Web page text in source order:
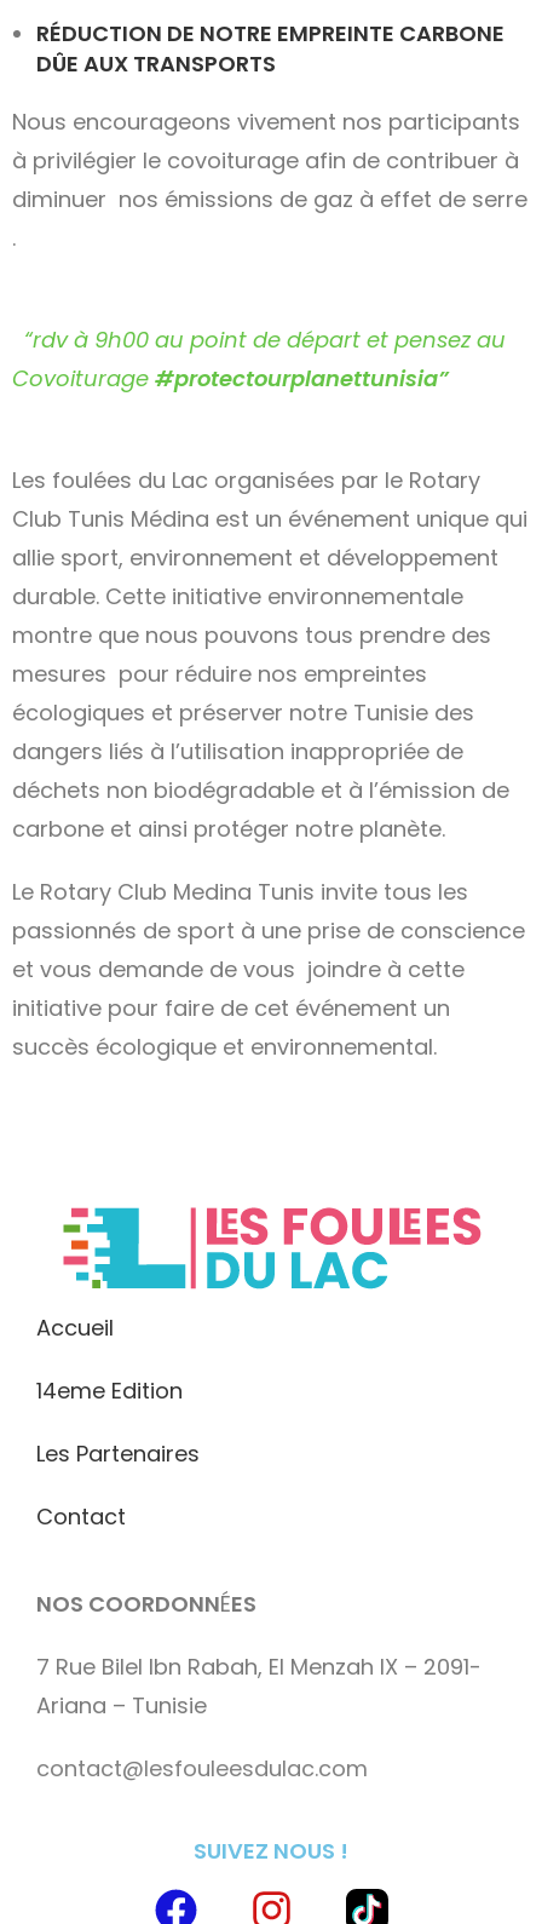
RÉDUCTION DE NOTRE EMPREINTE CARBONE
DÛE AUX TRANSPORTS
Nous encourageons vivement nos participants
à privilégier le covoiturage afin de contribuer à
diminuer nos émissions de gaz à effet de serre
.
“rdv à 9h00 au point de départ et pensez au
Covoiturage #protectourplanettunisia”
Les foulées du Lac organisées par le Rotary
Club Tunis Médina est un événement unique qui
allie sport, environnement et développement
durable. Cette initiative environnementale
montre que nous pouvons tous prendre des
mesures pour réduire nos empreintes
écologiques et préserver notre Tunisie des
dangers liés à l’utilisation inappropriée de
déchets non biodégradable et à l’émission de
carbone et ainsi protéger notre planète.
Le Rotary Club Medina Tunis invite tous les
passionnés de sport à une prise de conscience
et vous demande de vous joindre à cette
initiative pour faire de cet événement un
succès écologique et environnemental.
Accueil
14eme Edition
Les Partenaires
Contact
NOS COORDONNÉES
7 Rue Bilel Ibn Rabah, El Menzah IX – 2091-
Ariana – Tunisie
contact@lesfouleesdulac.com
SUIVEZ NOUS !